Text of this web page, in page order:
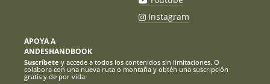
Instagram
APOYA A
ANDESHANDBOOK
Suscríbete y accede a todos los contenidos sin limitaciones. O
colabora con una nueva ruta o montaña y obtén una suscripción
gratis y de por vida.